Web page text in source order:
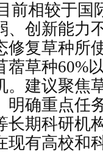
前相较于国
、创新能力
修复草种所
蓿草种60%
。建议聚焦
明确重点任
长期科研机
现有高校和